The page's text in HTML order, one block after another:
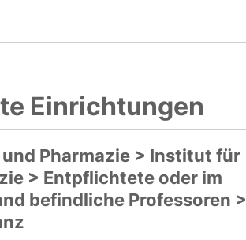
Einrichtungen
und Pharmazie > Institut für
> Entpflichtete oder im
befindliche Professoren >